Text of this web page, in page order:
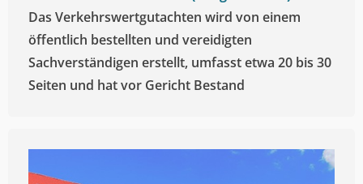
Das Verkehrswertgutachten wird von einem
öffentlich bestellten und vereidigten
Sachverständigen erstellt, umfasst etwa 20 bis 30
Seiten und hat vor Gericht Bestand